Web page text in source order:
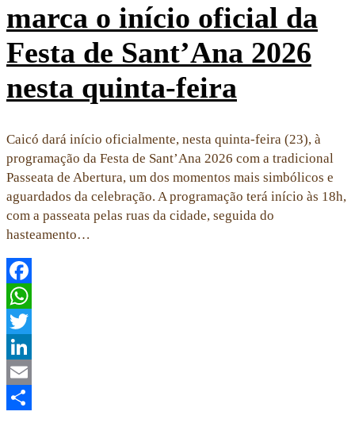
marca o início oficial da
Festa de Sant’Ana 2026
nesta quinta-feira
Caicó dará início oficialmente, nesta quinta-feira (23), à
programação da Festa de Sant’Ana 2026 com a tradicional
Passeata de Abertura, um dos momentos mais simbólicos e
aguardados da celebração. A programação terá início às 18h,
com a passeata pelas ruas da cidade, seguida do
hasteamento…
Facebook
WhatsApp
Twitter
LinkedIn
Email